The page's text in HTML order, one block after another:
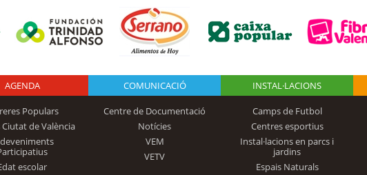
Logo Fundación
Trinidad Alfonso
AGENDA
Populars
de València
escolar
COMUNICACIÓ
Centre de Documentació
Notícies
VEM
VETV
INSTAL·LACIONS
Camps de Futbol
Centres esportius
Instal·lacions en parcs i
jardins
Espais Naturals